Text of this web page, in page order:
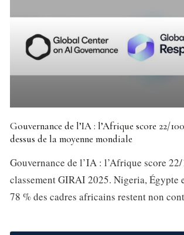
Gouvernance de l’IA : l’Afrique score 22/
dessus de la moyenne mondiale
Gouvernance de l’IA : l’Afrique score
classement GIRAI 2025. Nigeria, Égypte
78 % des cadres africains restent non